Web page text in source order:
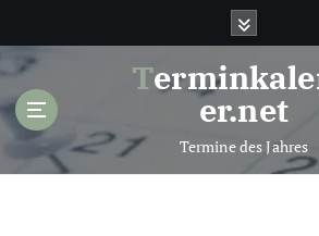
t
Terminkalend
er.net
Termine des Jahres